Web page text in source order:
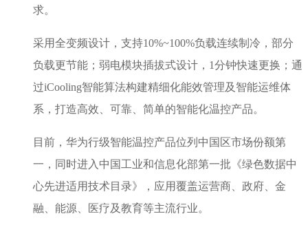
求。
采用全变频设计，支持10%~100%负载连续制冷，部分
负载更节能；弱电模块插拔式设计，1分钟快速更换；通
过iCooling智能算法构建精细化能效管理及智能运维体
系，打造高效、可靠、简单的智能化温控产品。
目前，华为行级智能温控产品位列中国区市场份额第
一，同时进入中国工业和信息化部第一批《绿色数据中
心先进适用技术目录》，应用覆盖运营商、政府、金
融、能源、医疗及教育等主流行业。